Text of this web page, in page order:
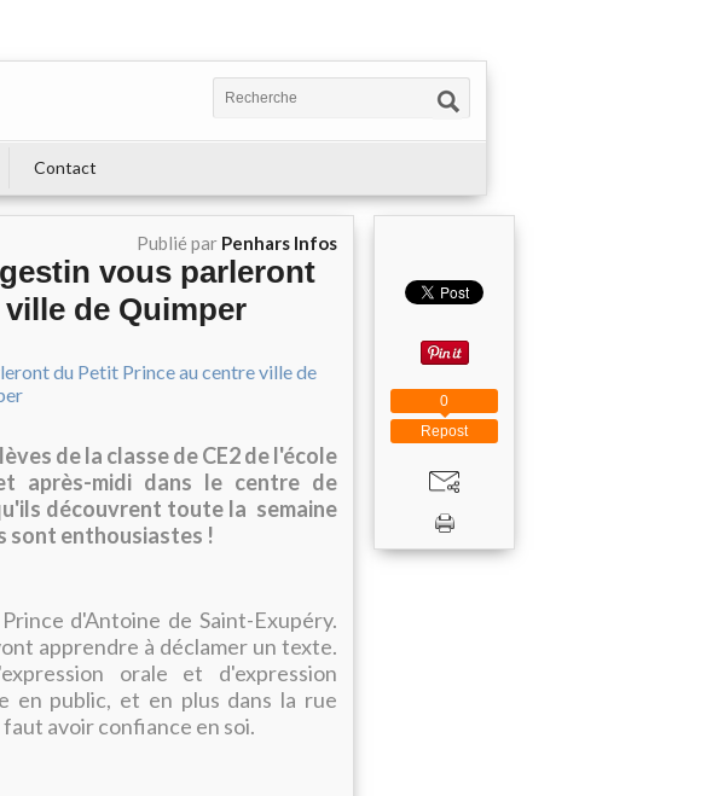
Contact
Publié par Penhars Infos
vous parleront
de Quimper
de la classe de CE2 de l'école
après-midi dans le centre de
découvrent toute la semaine
sont enthousiastes !
d'Antoine de Saint-Exupéry.
apprendre à déclamer un texte.
orale et d'expression
en public, et en plus dans la rue
avoir confiance en soi.
Repost
0